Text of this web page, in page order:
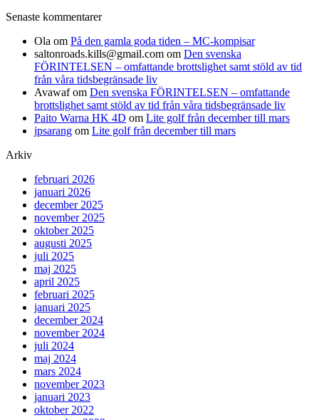
Senaste kommentarer
Ola om På den gamla goda tiden – MC-kompisar
saltonroads.kills@gmail.com om Den svenska
FÖRINTELSEN – omfattande brottslighet samt stöld av tid
från våra tidsbegränsade liv
Avawafom Den svenska FÖRINTELSEN – omfattande
brottslighet samt stöld av tid från våra tidsbegränsade liv
Paito Warna HK 4D om Lite golf från december till mars
jpsarang om Lite golf från december till mars
Arkiv
februari 2026
januari 2026
december 2025
november 2025
oktober 2025
augusti 2025
juli 2025
maj 2025
april 2025
februari 2025
januari 2025
december 2024
november 2024
juli 2024
maj 2024
mars 2024
november 2023
januari 2023
oktober 2022